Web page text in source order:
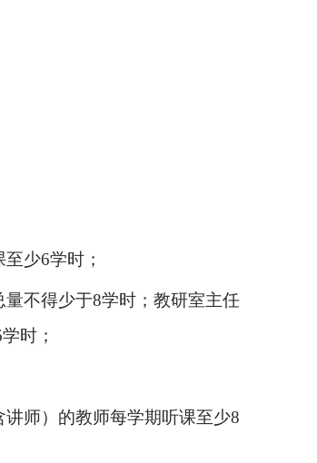
少6学时；
不得少于8学时；教研室主任
时；
师）的教师每学期听课至少8